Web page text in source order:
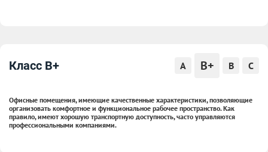
Класс B+ A B+ B C
Офисные помещения, имеющие качественные характеристики, позволяющие
организовать комфортное и функциональное рабочее пространство. Как
правило, имеют хорошую транспортную доступность, часто управляются
профессиональными компаниями.